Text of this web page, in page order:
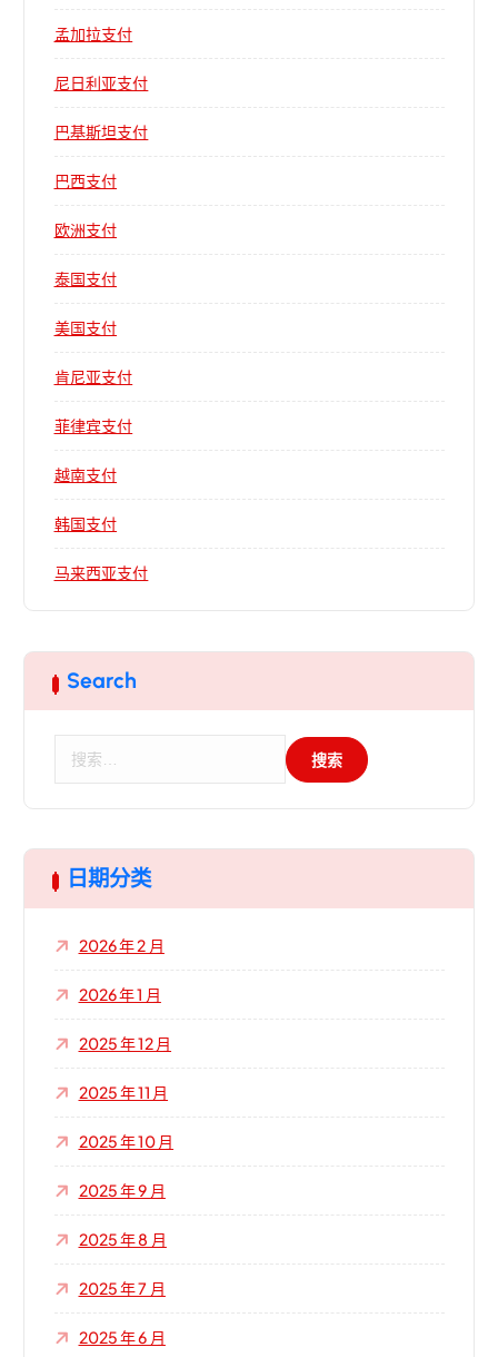
孟加拉支付
尼日利亚支付
巴基斯坦支付
巴西支付
欧洲支付
泰国支付
美国支付
肯尼亚支付
菲律宾支付
越南支付
韩国支付
马来西亚支付
Search
日期分类
2026 年 2 月
2026 年 1 月
2025 年 12 月
2025 年 11 月
2025 年 10 月
2025 年 9 月
2025 年 8 月
2025 年 7 月
2025 年 6 月